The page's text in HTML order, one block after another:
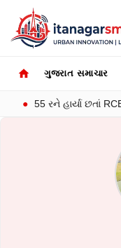
ગુજરાત સમાચાર
હાર્યા છતાં RCBને થયો